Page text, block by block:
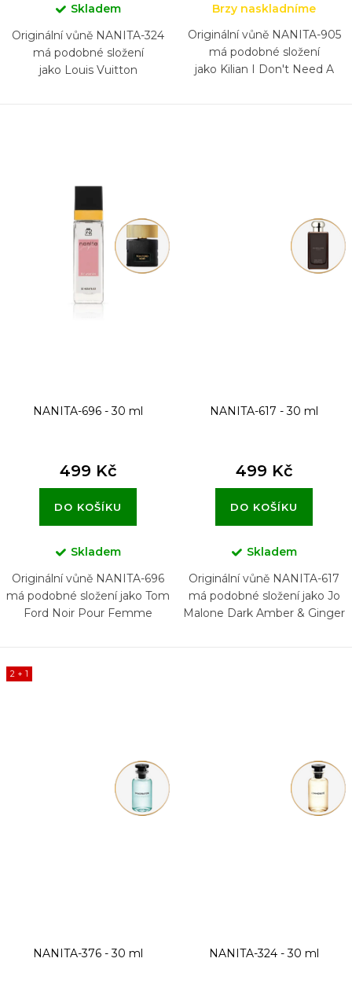
Skladem
Originální vůně NANITA-324
má podobné složení
jako Louis Vuitton
Brzy naskladníme
Originální vůně NANITA-905
má podobné složení
jako Kilian I Don't Need A
NANITA-696 - 30 ml
499 Kč
DO KOŠÍKU
Skladem
Originální vůně NANITA-696
má podobné složení jako Tom
Ford Noir Pour Femme
NANITA-617 - 30 ml
499 Kč
DO KOŠÍKU
Skladem
Originální vůně NANITA-617
má podobné složení jako Jo
Malone Dark Amber & Ginger
2 + 1
NANITA-376 - 30 ml NANITA-324 - 30 ml